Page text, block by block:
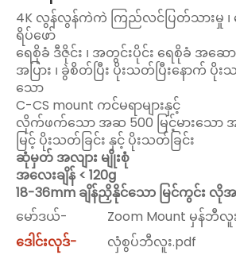
4K လွန်လွန်ကဲကဲ ကြည်လင်ပြတ်သားမှု ၊
ရိပ်ဖော်
ရေစိုခံ ဒီဇိုင်း ၊ အတွင်းပိုင်း ရေစိုခံ အဆေ
အပြား ၊ ခွဲစိတ်ပြီး ပိုးသတ်ပြီးနောက်
သော
C-CS mount ကင်မရာများနှင့်
လိုက်ဖက်သော အဆ 500 မြင့်မားသော အ
မြင့် ပိုးသတ်ခြင်း နှင့် ပိုးသတ်ခြင်း
ဆုံမှတ် အလျား မျိုးစုံ
အလေးချိန် < 120g
18-36mm ချိန်ညှိနိုင်သော မြင်ကွင်း လိုအ
မော်ဒယ်-
Zoom Mount မှန်ဘီလူး
ဒေါင်းလုဒ်-
လှံစွပ်ဘီလူး.pdf